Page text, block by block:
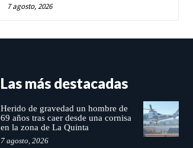
7 agosto, 2026
Las más destacadas
Herido de gravedad un hombre de
69 años tras caer desde una cornisa
en la zona de La Quinta
7 agosto, 2026